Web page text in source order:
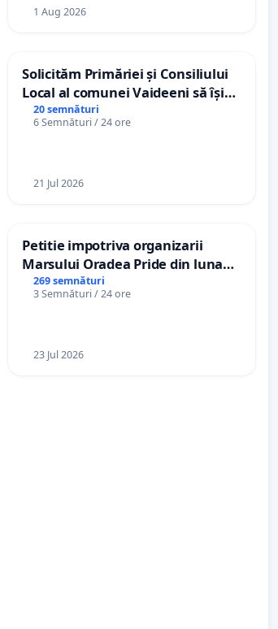
1 Aug 2026
Solicităm Primăriei și Consiliului
Local al comunei Vaideeni să își
exercite efectiv atribuțiile legale
și să reprezinte interesele
20 semnături
6 Semnături / 24 ore
21 Jul 2026
Petitie impotriva organizarii
Marsului Oradea Pride din luna
Iulie 2026
269 semnături
3 Semnături / 24 ore
23 Jul 2026